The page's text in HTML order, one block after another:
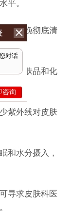
平。
天早晚彻底清
的护肤品和化
紫外线对皮肤
水分摄入，
寻求皮肤科医
对话
咨询